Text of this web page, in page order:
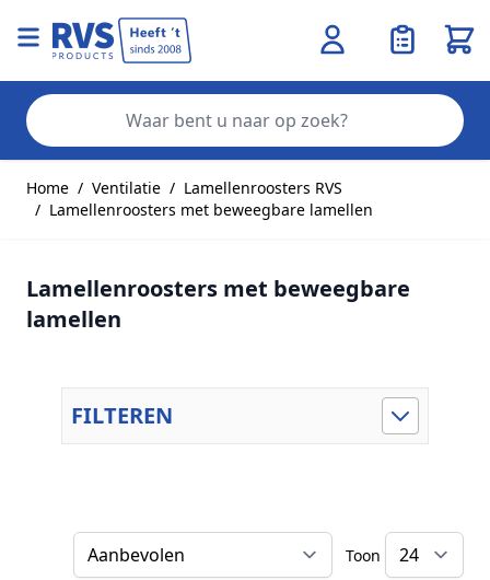
Home / Ventilatie / Lamellenroosters RVS
/ Lamellenroosters met beweegbare lamellen
Lamellenroosters met beweegbare
lamellen
FILTEREN
Sorteer op
Toon